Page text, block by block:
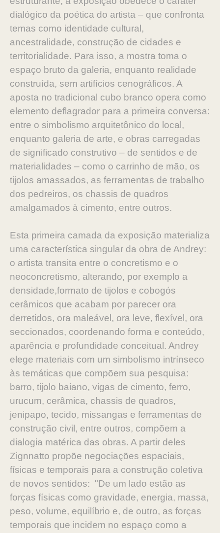
dialógico da poética do artista – que confronta
temas como identidade cultural,
ancestralidade, construção de cidades e
territorialidade. Para isso, a mostra toma o
espaço bruto da galeria, enquanto realidade
construída, sem artifícios cenográficos. A
aposta no tradicional cubo branco opera como
elemento deflagrador para a primeira conversa:
entre o simbolismo arquitetônico do local,
enquanto galeria de arte, e obras carregadas
de significado construtivo – de sentidos e de
materialidades – como o carrinho de mão, os
tijolos amassados, as ferramentas de trabalho
dos pedreiros, os chassis de quadros
amalgamados à cimento, entre outros.
Esta primeira camada da exposição materializa
uma característica singular da obra de Andrey:
o artista transita entre o concretismo e o
neoconcretismo, alterando, por exemplo a
densidade,formato de tijolos e cobogós
cerâmicos que acabam por parecer ora
derretidos, ora maleável, ora leve, flexível, ora
seccionados, coordenando forma e conteúdo,
aparência e profundidade conceitual. Andrey
elege materiais com um simbolismo intrínseco
às temáticas que compõem sua pesquisa:
barro, tijolo baiano, vigas de cimento, ferro,
urucum, cerâmica, chassis de quadros,
jenipapo, tecido, missangas e ferramentas de
construção civil, entre outros, compõem a
dialogia matérica das obras. A partir deles
Zignnatto propõe negociações espaciais,
físicas e temporais para a construção coletiva
de novos sentidos: "De um lado estão as
forças físicas como gravidade, energia, massa,
peso, volume, equilíbrio e, de outro, as forças
temporais que incidem no espaço como a